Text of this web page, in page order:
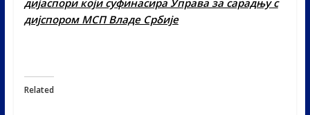
дијаспори који суфинасира Управа за сарадњу с
дијспором МСП Владе Србије
Related